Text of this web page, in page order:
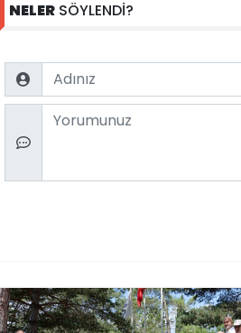
NELER SÖYLENDİ?
Name
Comment